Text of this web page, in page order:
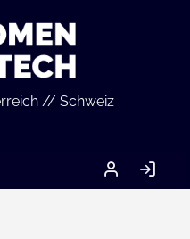
// Schweiz
MEIN
ACCOUNT
IN